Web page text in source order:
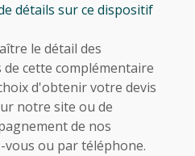
détails sur ce dispositif
le détail des
cette complémentaire
d'obtenir votre devis
notre site ou de
de nos
vous ou par téléphone.